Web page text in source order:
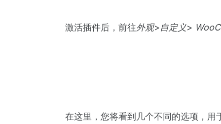
激活插件后，前往外观>自定义>
在这里，您将看到几个不同的选项，